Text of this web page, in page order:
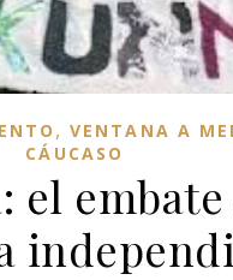
, VENTANA A
CÁUCASO
el embate